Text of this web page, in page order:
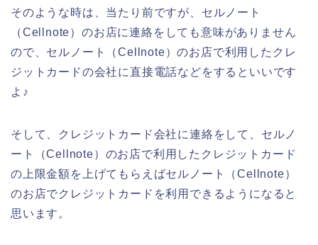
そのような時は、当たり前ですが、セルノート
（Cellnote）のお店に連絡をしても意味がありません
ので、セルノート（Cellnote）のお店で利用したクレ
ジットカードの会社に直接電話などをするといいです
よ♪
そして、クレジットカード会社に連絡をして、セルノ
ート（Cellnote）のお店で利用したクレジットカード
の上限金額を上げてもらえばセルノート（Cellnote）
のお店でクレジットカードを利用できるようになると
思います。